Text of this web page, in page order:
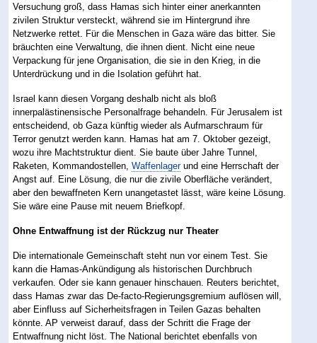
Versuchung groß, dass Hamas sich hinter einer anerkannten
zivilen Struktur versteckt, während sie im Hintergrund ihre
Netzwerke rettet. Für die Menschen in Gaza wäre das bitter. Sie
bräuchten eine Verwaltung, die ihnen dient. Nicht eine neue
Verpackung für jene Organisation, die sie in den Krieg, in die
Unterdrückung und in die Isolation geführt hat.
Israel kann diesen Vorgang deshalb nicht als bloß
innerpalästinensische Personalfrage behandeln. Für Jerusalem ist
entscheidend, ob Gaza künftig wieder als Aufmarschraum für
Terror genutzt werden kann. Hamas hat am 7. Oktober gezeigt,
wozu ihre Machtstruktur dient. Sie baute über Jahre Tunnel,
Raketen, Kommandostellen,Waffenlagerund eine Herrschaft der
Angst auf. Eine Lösung, die nur die zivile Oberfläche verändert,
aber den bewaffneten Kern unangetastet lässt, wäre keine Lösung.
Sie wäre eine Pause mit neuem Briefkopf.
Ohne Entwaffnung ist der Rückzug nur Theater
Die internationale Gemeinschaft steht nun vor einem Test. Sie
kann die Hamas-Ankündigung als historischen Durchbruch
verkaufen. Oder sie kann genauer hinschauen. Reuters berichtet,
dass Hamas zwar das De-facto-Regierungsgremium auflösen will,
aber Einfluss auf Sicherheitsfragen in Teilen Gazas behalten
könnte. AP verweist darauf, dass der Schritt die Frage der
Entwaffnung nicht löst. The National berichtet ebenfalls von